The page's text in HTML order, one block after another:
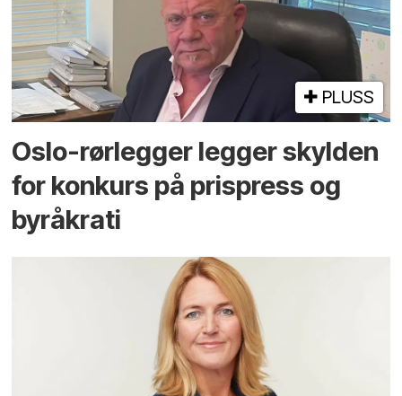
PLUSS
Oslo-rørlegger legger skylden
for konkurs på prispress og
byråkrati